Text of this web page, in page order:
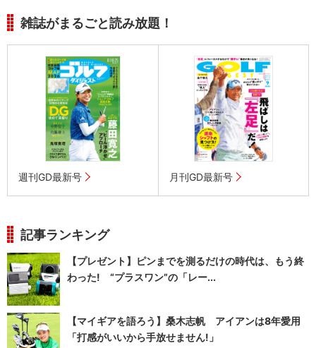
雑誌がまるごと読み放題！
週刊GD最新号 月刊GD最新号
記事ランキング
【プレゼント】ピンまでを測るだけの時代は、もう終
わった! “プラスワン”の「レー...
【マイギアを語ろう】桑木志帆 アイアンは8年愛用
「打感がいいから手放せません!」